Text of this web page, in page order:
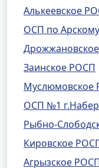
Алькеевское
ОСП по
Заинское РОСП
Муслюмовское
ОСП №1
Рыбно-
Кировское
Агрызское